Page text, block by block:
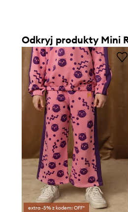
Odkryj produkty Mini
extra -5% z kodem: OFF*